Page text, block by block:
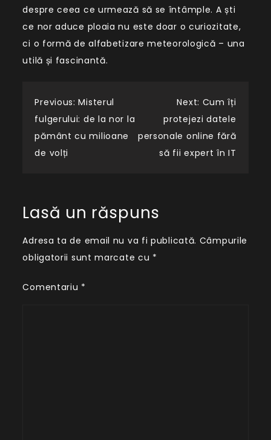
despre ceea ce urmează să se întâmple. A ști
ce nor aduce ploaia nu este doar o curiozitate,
ci o formă de alfabetizare meteorologică – una
utilă și fascinantă.
Navigare
în
articole
Previous: Misterul
fulgerului: de la nor la
pământ cu milioane
de volți
Next: Cum îți
protejezi datele
personale online fără
să fii expert în IT
Lasă un răspuns
Adresa ta de email nu va fi publicată. Câmpurile
obligatorii sunt marcate cu *
Comentariu *